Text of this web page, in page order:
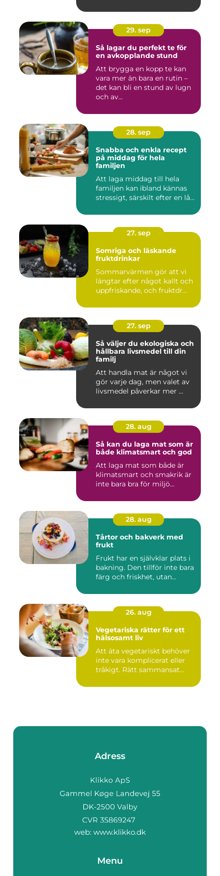
29. sep
Så lagar du perfekt te för
en avkopplande stund
Att brygga en kopp te kan
vara mer än bara en rutin –
det kan bli en stund av lugn
och av...
28. sep
Snabba och enkla recept
på middag för hela
familjen
Att laga middag till hela
familjen kan ibland kännas
stressigt, särskilt efter en lå...
27. sep
Somriga och läskande
fruktdrinkar
Sommarvärmen gör att vi
längtar efter något kallt och
uppfriskande, och fruktdr...
27. sep
Så väljer du ekologiska och
hållbara livsmedel till din
familj
Att handla mat är något vi
gör varje dag, men valet av
livsmedel påverkar mer ...
28. aug
Så kan du laga mat som är
både klimatsmart och god
Att laga mat som både är
klimatsmart och smakrik är
inte bara bra för miljö...
28. aug
Tårtor och bakverk med
frukt
Frukt har en självklar plats i
bakning. Den tillför inte bara
färg och friskhet, utan...
26. aug
Vegetariska rätter för ett
hälsosamt liv
Att äta vegetariskt behöver
inte vara komplicerat eller
tråkigt. Rätt sammansat...
Adress
web: www.klikko.dk
Menu